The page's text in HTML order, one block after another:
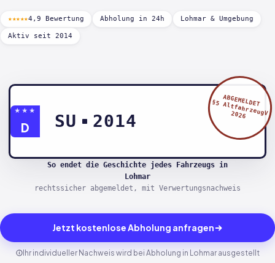
★★★★★4,9 Bewertung Abholung in 24h Lohmar & Umgebung
Aktiv seit 2014
★★★
D SU 2014
ABGEMELDET
§5 AltfahrzeugV
2026
So endet die Geschichte jedes Fahrzeugs in
Lohmar
rechtssicher abgemeldet, mit Verwertungsnachweis
Jetzt kostenlose Abholung anfragen
Ihr individueller Nachweis wird bei Abholung in Lohmar ausgestellt